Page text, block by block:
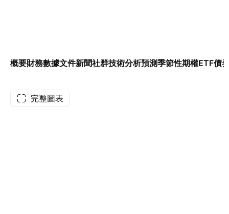
概要財務數據文件新聞社群技術分析預測季節性期權ETF債
完整圖表